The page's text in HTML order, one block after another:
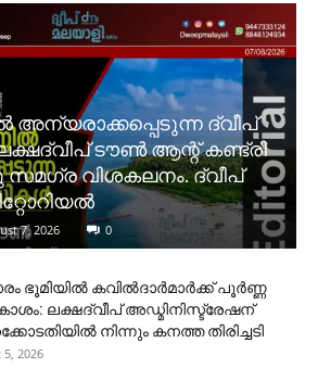
അന്യരാക്കപ്പെടുന്ന ദ്വീപ്
ടൗൺ ആന്റ് കണ്ട്രി
സമഗ്ര വിശകലനം. ദ്വീപ്
7, 2026 0
ഭൂമിയിൽ കവിൽദാർമാർക്ക് പൂർണ്ണ
ലക്ഷദ്വീപ് അഡ്മിനിസ്ട്രേഷന്
നിന്നും കനത്ത തിരിച്ചടി
2026